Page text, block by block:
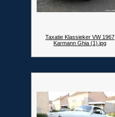
Taxatie Klassieker VW 1967
Karmann Ghia (1).jpg